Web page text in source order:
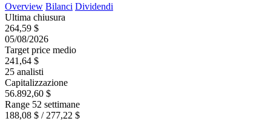
Overview Bilanci Dividendi
Ultima chiusura
264,59 $
05/08/2026
Target price medio
241,64 $
25 analisti
Capitalizzazione
56.892,60 $
Range 52 settimane
188,08 $ / 277,22 $